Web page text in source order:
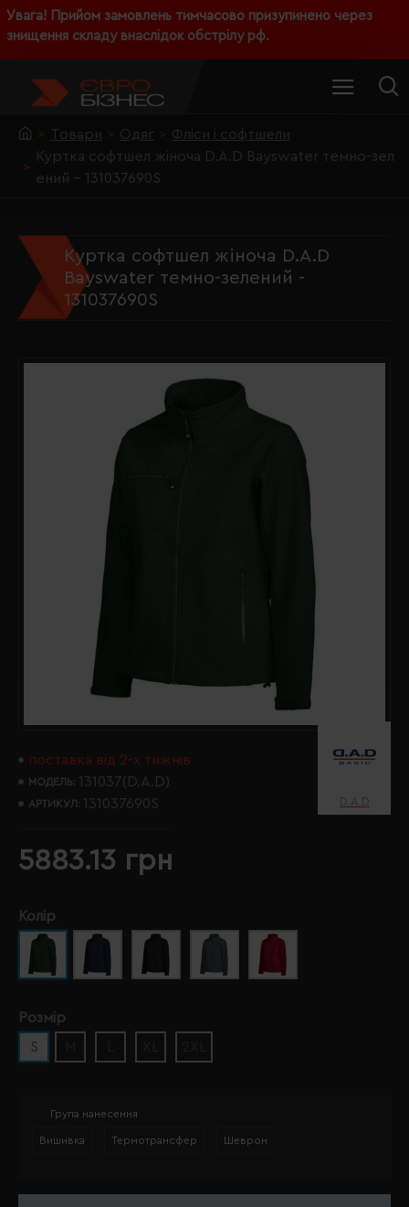
Увага! Прийом замовлень тимчасово призупинено через
знищення складу внаслідок обстрілу рф.
Товари Одяг
Фліси і софтшели
Куртка софтшел жіноча D.A.D Bayswater темно-зел
ений - 131037690S
Куртка софтшел жіноча D.A.D
Bayswater темно-зелений -
131037690S
поставка від 2-х тижнів
МОДЕЛЬ: 131037(D.A.D)
АРТИКУЛ: 131037690S D.A.D
5883.13 грн
Колір
Розмір
S
Група нанесення
Вишивка Термотрансфер Шеврон